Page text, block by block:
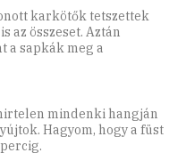
karkötők tetszettek
az összeset. Aztán
a sapkák meg a
mindenki hangján
Hagyom, hogy a füst